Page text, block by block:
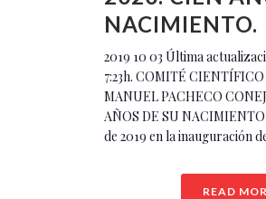
NACIMIENTO.
2019 10 03 Última
7:23h. COMITÉ
MANUEL PACHECO
AÑOS DE SU
de 2019 en la inauguración
READ